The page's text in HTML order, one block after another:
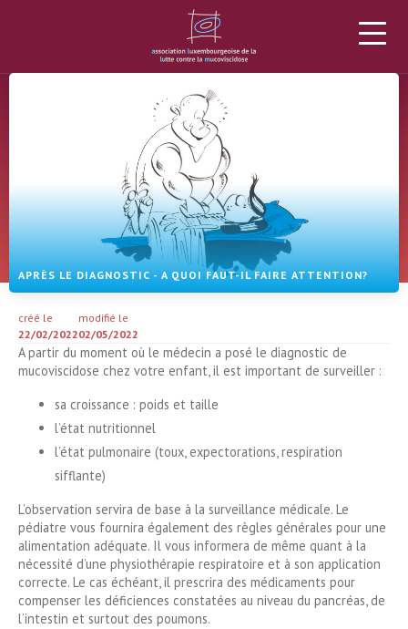
L’ALLM
LA MUCOVISCIDOSE
PROJETS
DONS
ACTUALITÉS
AGENDA
MATÉRIEL
PLUS
APRÈS LE DIAGNOSTIC - A QUOI FAUT-IL FAIRE ATTENTION?
créé le
22/02/2022
modifié le
02/05/2022
A partir du moment où le médecin a posé le diagnostic de
mucoviscidose chez votre enfant, il est important de surveiller :
sa croissance : poids et taille
l’état nutritionnel
l’état pulmonaire (toux, expectorations, respiration
sifflante)
L’observation servira de base à la surveillance médicale. Le
pédiatre vous fournira également des règles générales pour une
alimentation adéquate. Il vous informera de même quant à la
nécessité d’une physiothérapie respiratoire et à son application
correcte. Le cas échéant, il prescrira des médicaments pour
compenser les déficiences constatées au niveau du pancréas, de
l’intestin et surtout des poumons.